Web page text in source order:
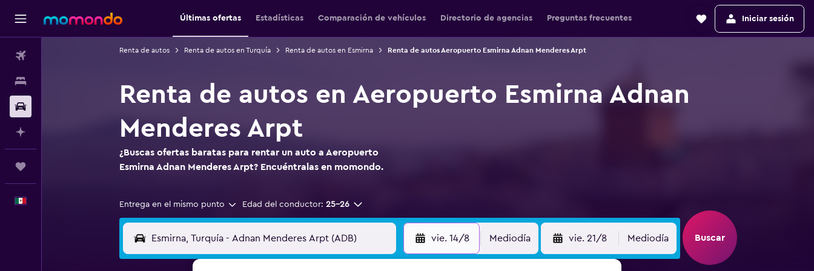
Últimas ofertas Estadísticas Comparación de vehículos Directorio de agencias Preguntas frecuentes Iniciar sesión
Renta de autos Renta de autos en Turquía Renta de autos en Esmirna Renta de autos Aeropuerto Esmirna Adnan Menderes Arpt
Renta de autos en Aeropuerto Esmirna Adnan
Menderes Arpt
¿Buscas ofertas baratas para rentar un auto a Aeropuerto
Esmirna Adnan Menderes Arpt? Encuéntralas en momondo.
Entrega en el mismo punto Edad del conductor: 25-26
vie. 14/8 Mediodía vie. 21/8 Mediodía Buscar